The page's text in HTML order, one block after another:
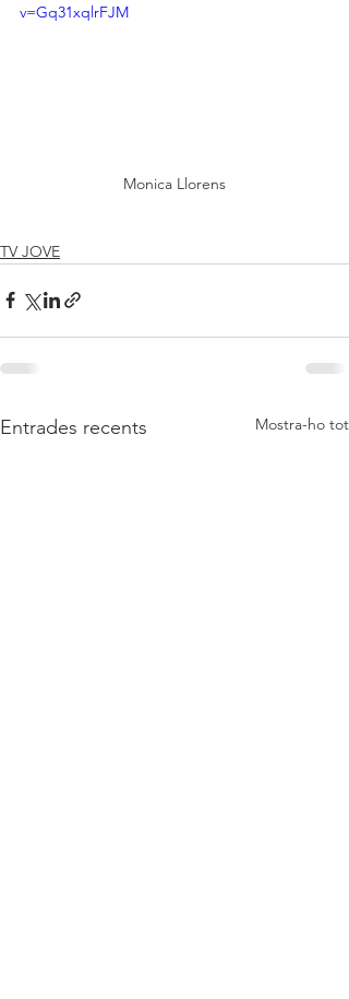
v=Gq31xqlrFJM
Monica Llorens
TV JOVE
Entrades recents Mostra-ho tot